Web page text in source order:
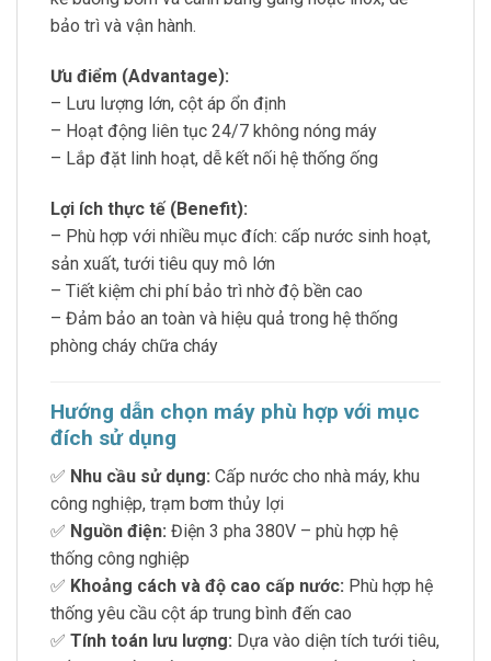
bảo trì và vận hành.
Ưu điểm (Advantage):
– Lưu lượng lớn, cột áp ổn định
– Hoạt động liên tục 24/7 không nóng máy
– Lắp đặt linh hoạt, dễ kết nối hệ thống ống
Lợi ích thực tế (Benefit):
– Phù hợp với nhiều mục đích: cấp nước sinh hoạt,
sản xuất, tưới tiêu quy mô lớn
– Tiết kiệm chi phí bảo trì nhờ độ bền cao
– Đảm bảo an toàn và hiệu quả trong hệ thống
phòng cháy chữa cháy
Hướng dẫn chọn máy phù hợp với mục
đích sử dụng
✅ Nhu cầu sử dụng: Cấp nước cho nhà máy, khu
công nghiệp, trạm bơm thủy lợi
✅ Nguồn điện: Điện 3 pha 380V – phù hợp hệ
thống công nghiệp
✅ Khoảng cách và độ cao cấp nước: Phù hợp hệ
thống yêu cầu cột áp trung bình đến cao
✅ Tính toán lưu lượng: Dựa vào diện tích tưới tiêu,